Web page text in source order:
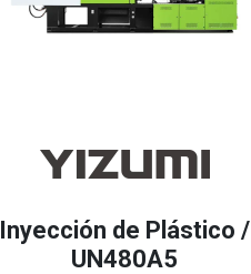
Inyección de Plástico /
UN480A5